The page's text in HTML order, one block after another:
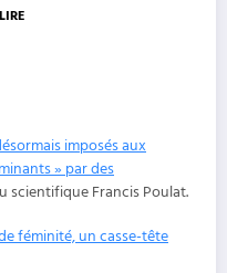
LIRE
imposés aux
» par des
scientifique Francis Poulat.
féminité, un casse-tête